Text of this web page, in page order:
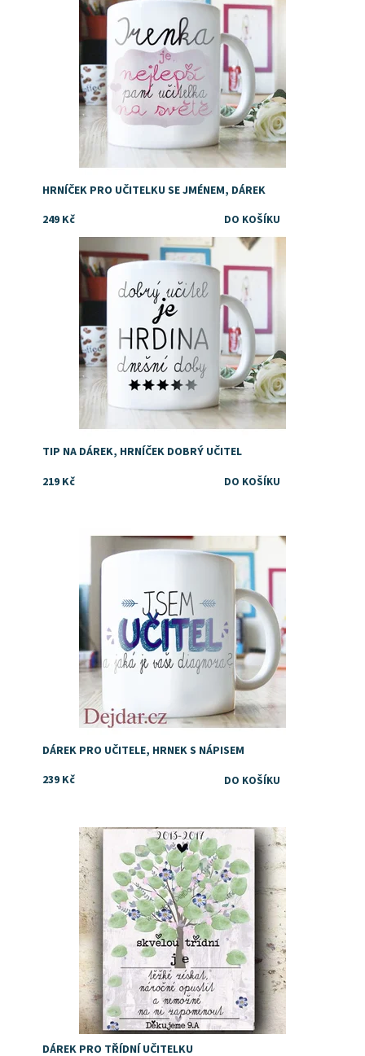
HRNÍČEK PRO UČITELKU SE JMÉNEM, DÁREK
249 Kč
Dostupnost:
Skladem
TIP NA DÁREK, HRNÍČEK DOBRÝ UČITEL
219 Kč
Dostupnost: Skladem
DÁREK PRO UČITELE, HRNEK S NÁPISEM
239 Kč
Dostupnost: Skladem
DÁREK PRO TŘÍDNÍ UČITELKU